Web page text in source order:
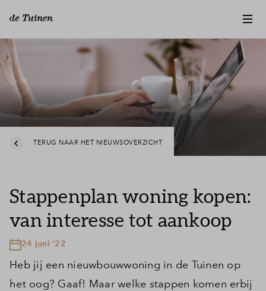
TERUG NAAR HET NIEUWSOVERZICHT
Stappenplan woning kopen:
van interesse tot aankoop
24 juni '22
Heb jij een nieuwbouwwoning in de Tuinen op
het oog? Gaaf! Maar welke stappen komen erbij